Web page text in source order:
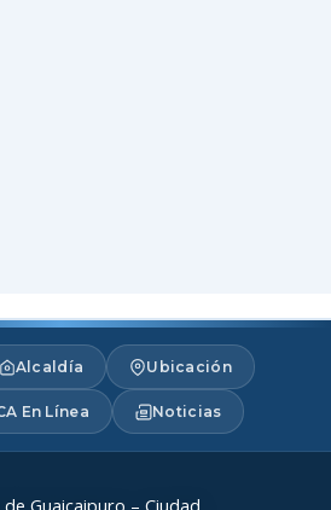
Alcaldía Ubicación
En Línea Noticias